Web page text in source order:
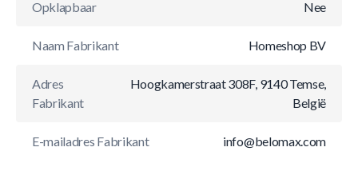
Opklapbaar Nee
Naam Fabrikant Homeshop BV
Adres
Fabrikant
Hoogkamerstraat 308F, 9140 Temse,
België
E-mailadres Fabrikant info@belomax.com